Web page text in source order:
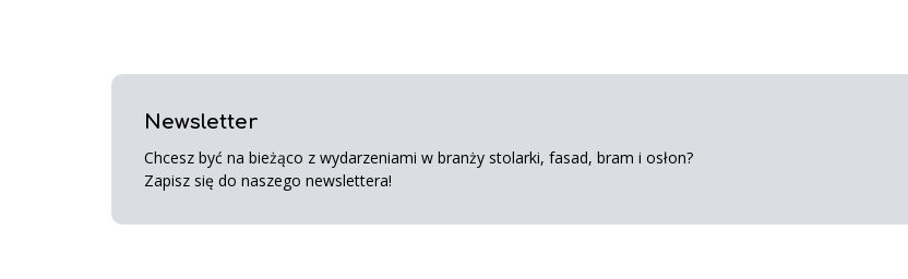
Newsletter
Chcesz być na bieżąco z wydarzeniami w branży stolarki, fasad, bram i osłon?
Zapisz się do naszego newslettera!